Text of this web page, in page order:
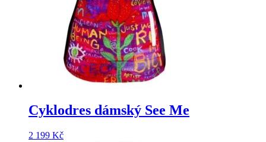
Cyklodres dámský See Me
2 199 Kč